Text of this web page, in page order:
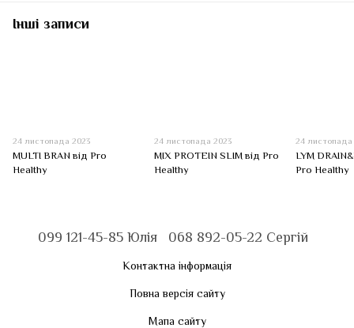
Інші записи
24 листопада 2023
MULTI BRAN від Pro
Healthy
24 листопада 2023
MIX PROTEIN SLIM від Pro
Healthy
24 листопада
LYM
Pro Healthy
099 121-45-85 Юлія 068 892-05-22 Сергій
Контактна інформація
Повна версія сайту
Мапа сайту